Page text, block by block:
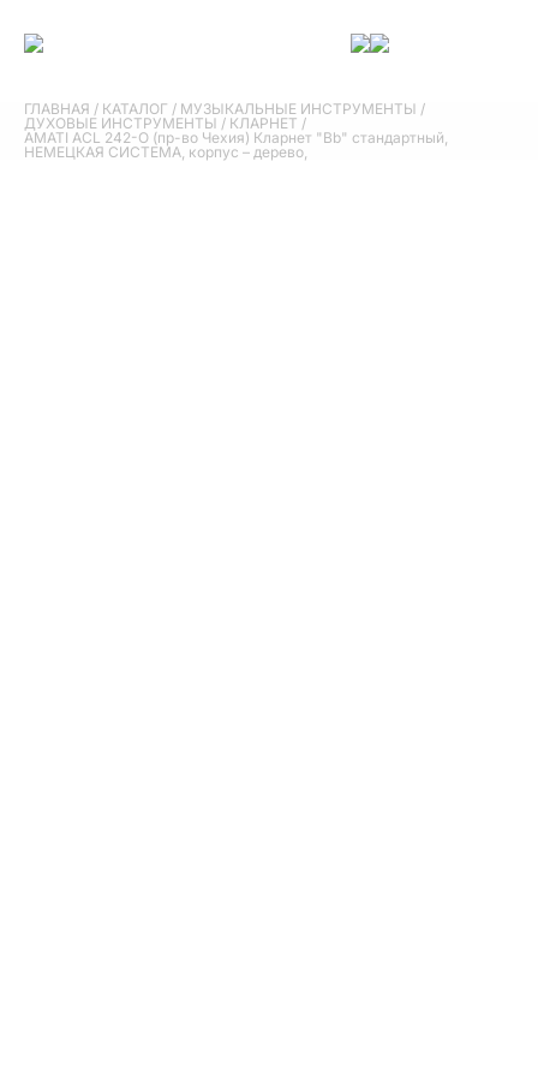
ГЛАВНАЯ / КАТАЛОГ / МУЗЫКАЛЬНЫЕ ИНСТРУМЕНТЫ /
ДУХОВЫЕ ИНСТРУМЕНТЫ / КЛАРНЕТ /
AMATI ACL 242-O (пр-во Чехия) Кларнет "Bb" стандартный,
НЕМЕЦКАЯ СИСТЕМА, корпус – дерево,